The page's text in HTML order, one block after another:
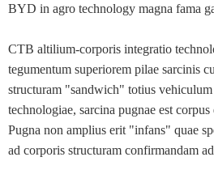
BYD in agro technology magna fama
CTB altilium-corporis integratio
tegumentum superiorem pilae sarcinis
structuram "sandwich" totius
technologiae, sarcina pugnae est
Pugna non amplius erit "infans" quae
ad corporis structuram confirmandam